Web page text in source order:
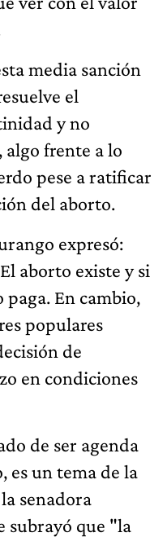
media sanción
el
y no
algo frente a lo
pese a ratificar
del aborto.
expresó:
aborto existe y si
En cambio,
populares
de
en condiciones
de ser agenda
es un tema de la
senadora
subrayó que "la